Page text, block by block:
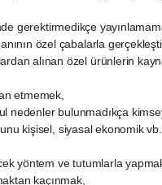
gerektirmedikçe
özel çabalarla
alınan özel ürünlerin
etmemek,
nedenler bulunmadıkça
kişisel, siyasal ekonomik
yöntem ve tutumlarla
kaçınmak,